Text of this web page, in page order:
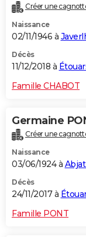
Créer une
Naissance
02/11/1946 à
Décès
11/12/2018 à
Famille CHABOT
Germaine
Créer une
Naissance
03/06/1924 à
Décès
24/11/2017 à
Famille PONT